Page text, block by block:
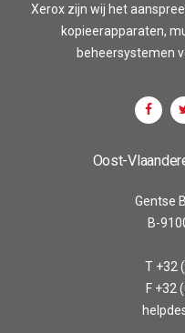
Xerox zijn wij het
kopieerapparaten,
beheersystemen
Oost-
Gentse
B-
T +32
F +32